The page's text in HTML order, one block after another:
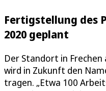
Fertigstellung des
2020 geplant
Der Standort in
wird in Zukunft den
tragen. „Etwa 100